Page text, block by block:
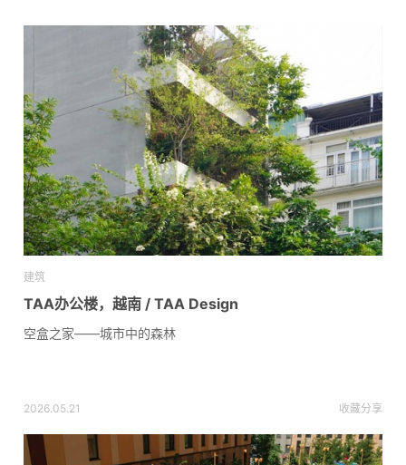
建筑
TAA办公楼，越南 / TAA Design
空盒之家——城市中的森林
2026.05.21 收藏分享